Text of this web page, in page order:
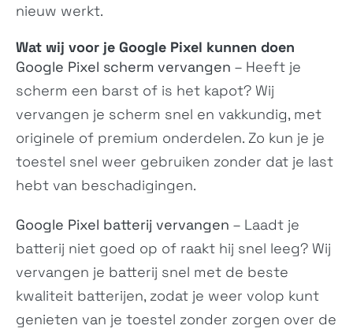
Desire 21 Pro 5G
N/A
Desire 20+
N/A
Wildfire E1 lite
N/A
Wildfire E2
N/A
nieuw werkt.
Wat wij voor je Google Pixel kunnen doen
Google Pixel scherm vervangen – Heeft je
scherm een barst of is het kapot? Wij
vervangen je scherm snel en vakkundig, met
originele of premium onderdelen. Zo kun je je
toestel snel weer gebruiken zonder dat je last
hebt van beschadigingen.
Google Pixel batterij vervangen – Laadt je
batterij niet goed op of raakt hij snel leeg? Wij
vervangen je batterij snel met de beste
kwaliteit batterijen, zodat je weer volop kunt
genieten van je toestel zonder zorgen over de